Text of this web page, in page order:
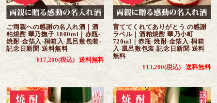
ご両親への感謝の名入れ酒｜酒
粕焼酎 華乃撫子 1800ml｜赤瓶-
焼酎-金箔入-桐箱入-風呂敷包装-
記念日新聞-送料無料
¥17,200(税込) 送料無料
育ててくれてありがとう の感謝
ラベル｜酒粕焼酎 華乃小町
720ml｜赤瓶-焼酎-金箔入-桐箱
入-風呂敷包装-記念日新聞-送料
無料
¥13,200(税込) 送料無料